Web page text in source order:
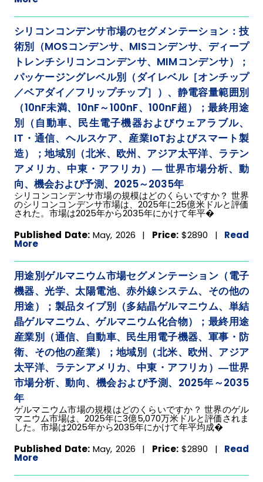
シリコンコンデンサ市場のセグメンテーション：技
術別（MOSコンデンサ、MISコンデンサ、ディープ
トレンチシリコンコンデンサ、MIMコンデンサ）；
パッケージングレベル別（ダイレベル［オンチップ
／ベアダイ／フリップチップ］）、静電容量範囲別
（10nF未満、10nF～100nF、100nF超）；最終用途
別（自動車、民生電子機器およびウェアラブル、
IT・通信、ヘルスケア、産業IoTおよびスマート製
造）；地域別（北米、欧州、アジア太平洋、ラテン
アメリカ、中東・アフリカ）― 世界市場分析、動
向、機会および予測、2025～2035年
シリコンコンデンサ市場の規模はどのくらいですか？ 世界
のシリコンコンデンサ市場は、2025年に25億米ドルと評価
された。市場は2025年から2035年にかけて年平�
Published Date:May, 2026 | Price:$2890 | Read
More
用途別ゲルマニウム市場セグメンテーション（電子
機器、光学、太陽電池、赤外線システム、その他の
用途）；製品タイプ別（多結晶ゲルマニウム、単結
晶ゲルマニウム、ゲルマニウム化合物）；最終用途
産業別（通信、自動車、民生用電子機器、軍事・防
衛、その他の産業）；地域別（北米、欧州、アジア
太平洋、ラテンアメリカ、中東・アフリカ）―世界
市場分析、動向、機会および予測、2025年～2035
年
ゲルマニウム市場の規模はどのくらいですか？ 世界のゲル
マニウム市場は、2025年に3億5,070万米ドルと評価されま
した。市場は2025年から2035年にかけて年平均成�
Published Date:May, 2026 | Price:$2890 | Read
More